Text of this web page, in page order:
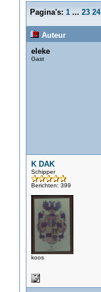
Pagina's: 1 ... 23 24
Auteur
eleke
Gast
K DAK
Schipper
Berichten: 399
koos